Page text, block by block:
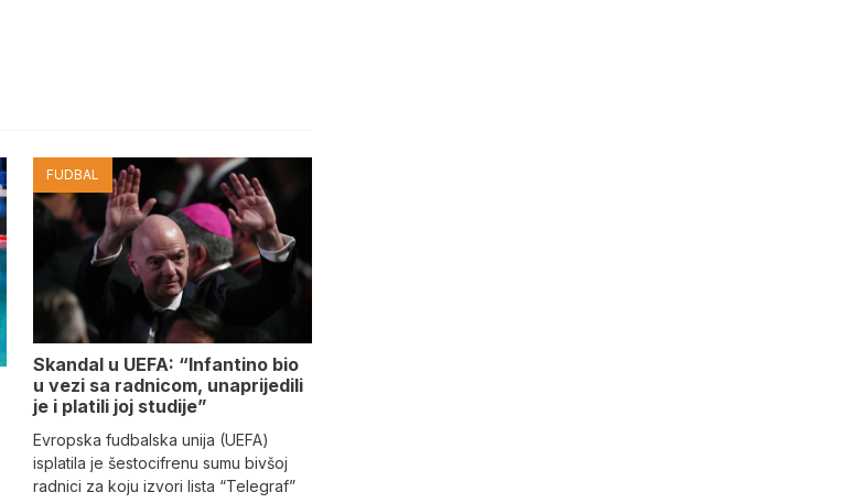
FUDBAL
Skandal u UEFA: “Infantino bio
u vezi sa radnicom, unaprijedili
je i platili joj studije”
Evropska fudbalska unija (UEFA)
isplatila je šestocifrenu sumu bivšoj
radnici za koju izvori lista “Telegraf”